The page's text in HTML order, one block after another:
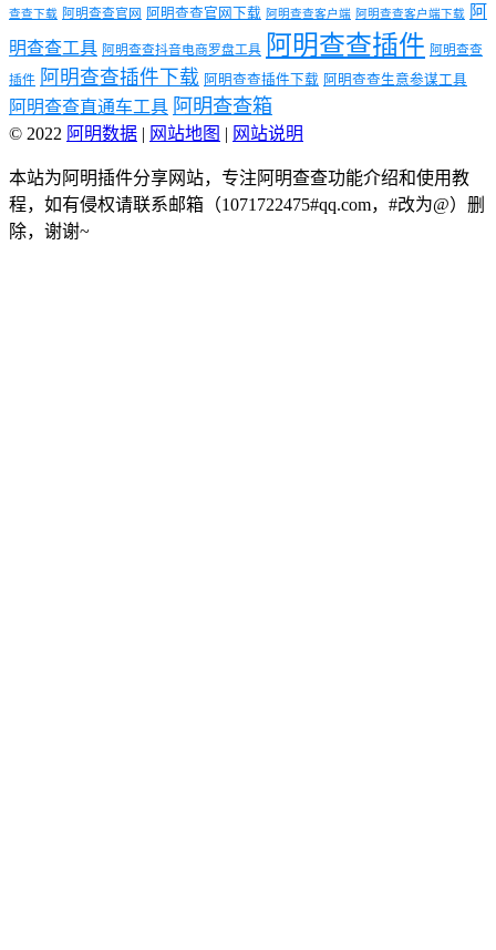
查查下载 阿明查查官网 阿明查查官网下载 阿明查查客户端 阿明查查客户端下载
阿
明查查工具 阿明查查抖音电商罗盘工具 阿明查查插件 阿明查查
插件 阿明查查插件下载 阿明查查插件下载 阿明查查生意参谋工具
阿明查查直通车工具 阿明查查箱
© 2022 阿明数据 | 网站地图 | 网站说明
本站为阿明插件分享网站，专注阿明查查功能介绍和使用教
程，如有侵权请联系邮箱（1071722475#qq.com，#改为@）删
除，谢谢~